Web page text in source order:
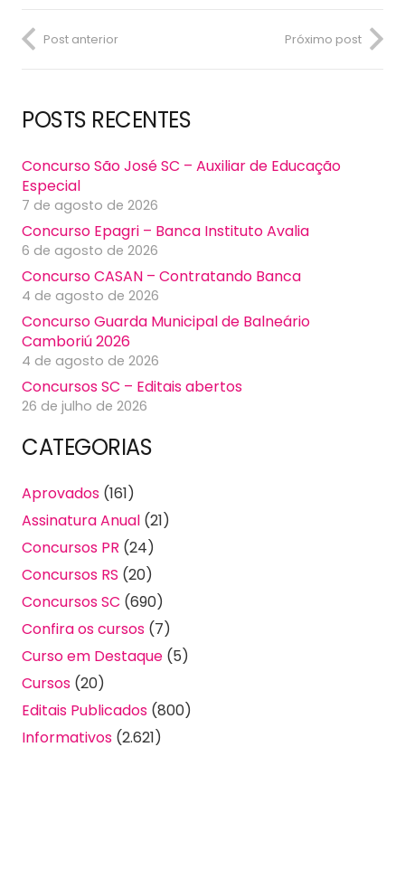
Post anterior Próximo post
POSTS RECENTES
Concurso São José SC – Auxiliar de Educação
Especial
7 de agosto de 2026
Concurso Epagri – Banca Instituto Avalia
6 de agosto de 2026
Concurso CASAN – Contratando Banca
4 de agosto de 2026
Concurso Guarda Municipal de Balneário
Camboriú 2026
4 de agosto de 2026
Concursos SC – Editais abertos
26 de julho de 2026
CATEGORIAS
Aprovados (161)
Assinatura Anual (21)
Concursos PR (24)
Concursos RS (20)
Concursos SC (690)
Confira os cursos (7)
Curso em Destaque (5)
Cursos (20)
Editais Publicados (800)
Informativos (2.621)